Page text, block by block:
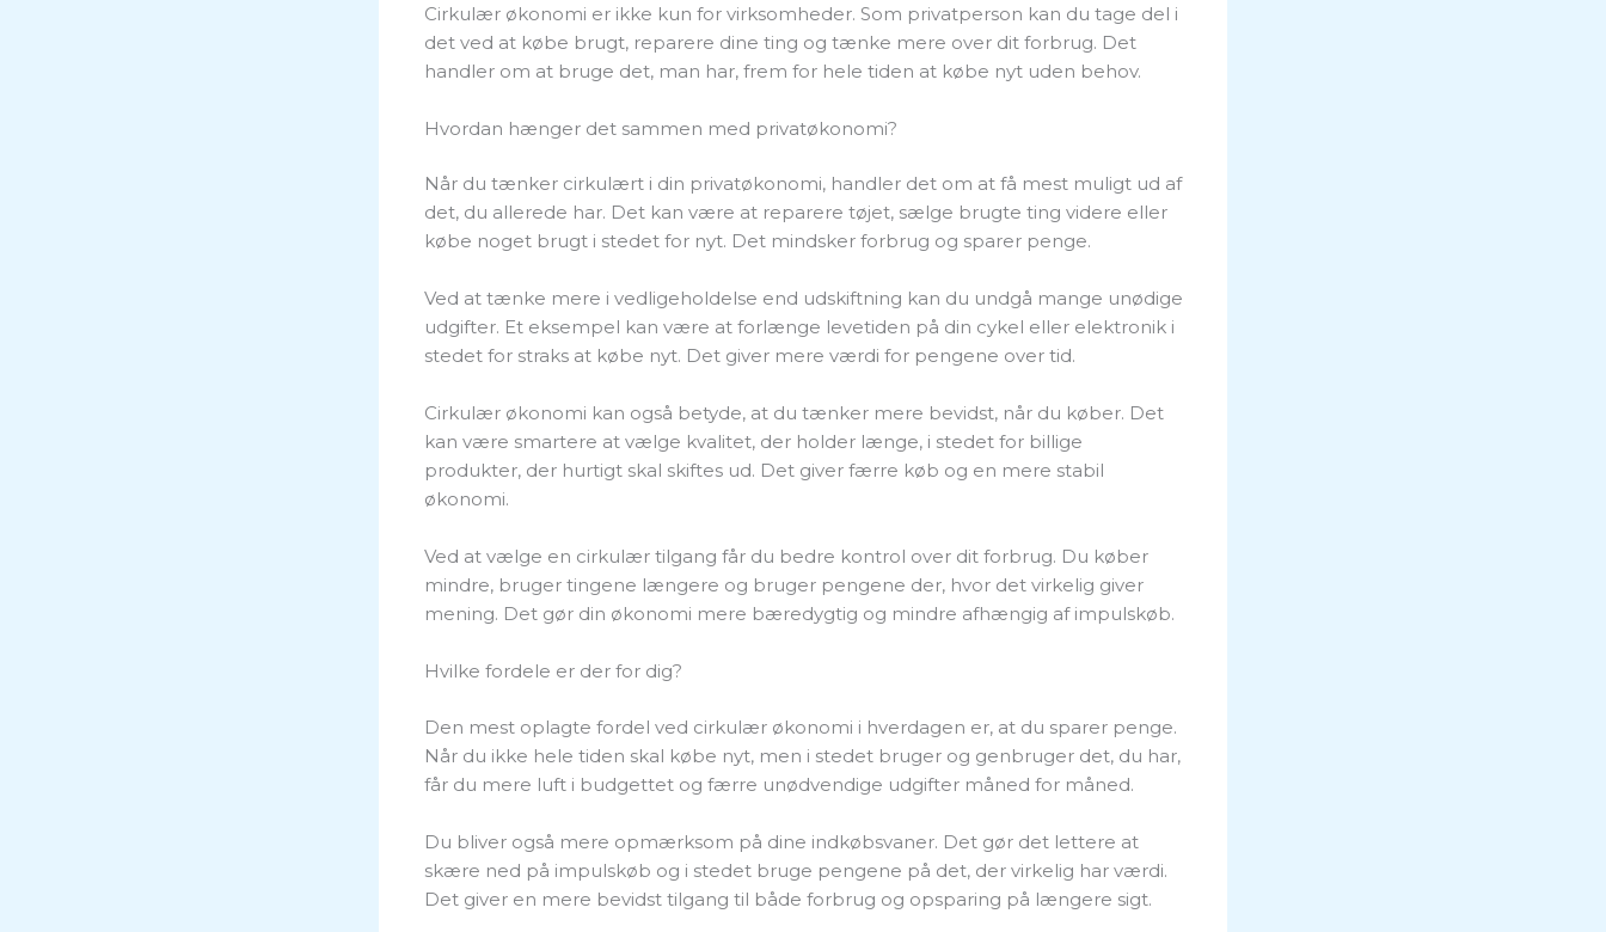
Cirkulær økonomi er ikke kun for virksomheder. Som privatperson kan du tage del i
det ved at købe brugt, reparere dine ting og tænke mere over dit forbrug. Det
handler om at bruge det, man har, frem for hele tiden at købe nyt uden behov.
Hvordan hænger det sammen med privatøkonomi?
Når du tænker cirkulært i din privatøkonomi, handler det om at få mest muligt ud af
det, du allerede har. Det kan være at reparere tøjet, sælge brugte ting videre eller
købe noget brugt i stedet for nyt. Det mindsker forbrug og sparer penge.
Ved at tænke mere i vedligeholdelse end udskiftning kan du undgå mange unødige
udgifter. Et eksempel kan være at forlænge levetiden på din cykel eller elektronik i
stedet for straks at købe nyt. Det giver mere værdi for pengene over tid.
Cirkulær økonomi kan også betyde, at du tænker mere bevidst, når du køber. Det
kan være smartere at vælge kvalitet, der holder længe, i stedet for billige
produkter, der hurtigt skal skiftes ud. Det giver færre køb og en mere stabil
økonomi.
Ved at vælge en cirkulær tilgang får du bedre kontrol over dit forbrug. Du køber
mindre, bruger tingene længere og bruger pengene der, hvor det virkelig giver
mening. Det gør din økonomi mere bæredygtig og mindre afhængig af impulskøb.
Hvilke fordele er der for dig?
Den mest oplagte fordel ved cirkulær økonomi i hverdagen er, at du sparer penge.
Når du ikke hele tiden skal købe nyt, men i stedet bruger og genbruger det, du har,
får du mere luft i budgettet og færre unødvendige udgifter måned for måned.
Du bliver også mere opmærksom på dine indkøbsvaner. Det gør det lettere at
skære ned på impulskøb og i stedet bruge pengene på det, der virkelig har værdi.
Det giver en mere bevidst tilgang til både forbrug og opsparing på længere sigt.